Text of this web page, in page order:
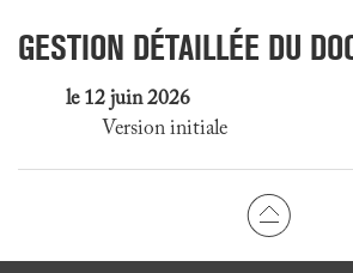
GESTION DÉTAILLÉE DU
le 12 juin 2026
Version initiale